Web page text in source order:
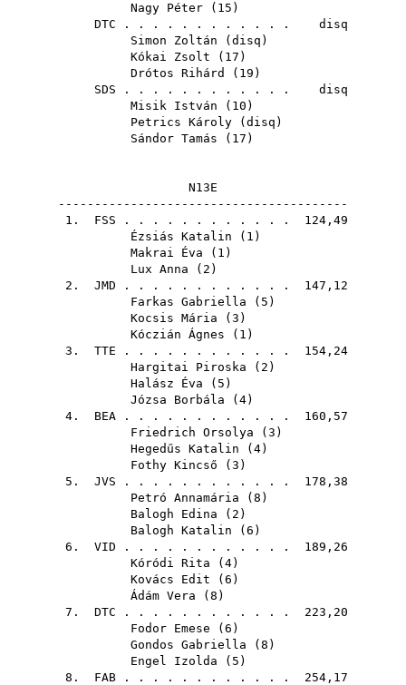
Nagy Péter ( 15 )
DTC . . . . . . . . . . . . disq
Simon Zoltán ( disq )
Kókai Zsolt ( 17 )
Drótos Rihárd
( 19 )
SDS . . . . . . . . . . . . disq
Misik István ( 10 )
Petrics Károly ( disq )
Sándor Tamás ( 17 )
N13E
----------------------------------------
1. FSS . . . . . . . . . . . . 124,49
Ézsiás Katalin ( 1 )
Makrai Éva ( 1 )
Lux Anna ( 2 )
2. JMD . . . . . . . . . . . . 147,12
Farkas Gabriella ( 5 )
Kocsis Mária ( 3 )
Kóczián Ágnes ( 1 )
3. TTE . . . . . . . . . . . . 154,24
Hargitai Piroska ( 2 )
Halász Éva ( 5 )
Józsa Borbála ( 4)
4. BEA . . . . . . . . . . . . 160,57
Friedrich Orsolya ( 3 )
Hegedűs Katalin ( 4)
Fothy Kincső ( 3 )
5. JVS . . . . . . . . . . . . 178,38
Petró Annamária ( 8 )
Balogh Edina ( 2 )
Balogh Katalin ( 6 )
6. VID . . . . . . . . . . . . 189,26
Kóródi Rita ( 4)
Kovács Edit ( 6 )
Ádám Vera ( 8 )
7. DTC . . . . . . . . . . . . 223,20
Fodor Emese ( 6 )
Gondos Gabriella ( 8 )
Engel Izolda ( 5 )
8. FAB . . . . . . . . . . . . 254,17